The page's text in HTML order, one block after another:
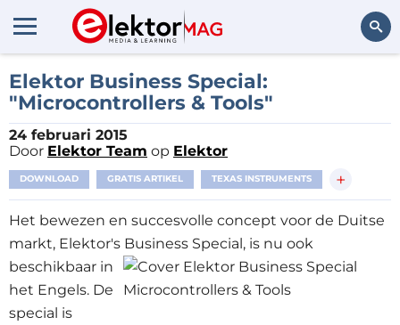
Elektor Business Special:
"Microcontrollers & Tools"
24 februari 2015
Door Elektor Team op Elektor
DOWNLOAD GRATIS ARTIKEL TEXAS INSTRUMENTS +
Het bewezen en succesvolle concept voor de Duitse
markt, Elektor's Business Special, is nu ook
beschikbaar in
het Engels. De
special is